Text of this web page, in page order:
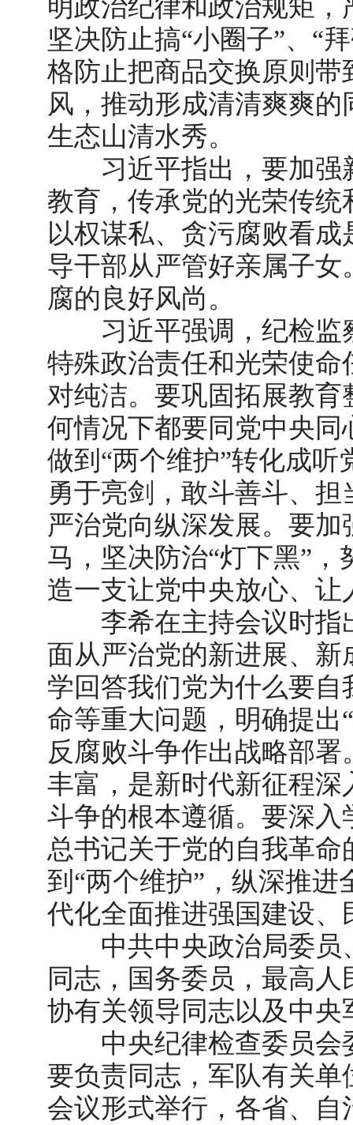
明政治纪律和政治规矩
坚决防止搞“小圈子”、“
格防止把商品交换原则
风，推动形成清清爽爽
生态山清水秀。
习近平指出，要加强
教育，传承党的光荣传
以权谋私、贪污腐败看
导干部从严管好亲属子
腐的良好风尚。
习近平强调，纪检监
特殊政治责任和光荣使
对纯洁。要巩固拓展教
何情况下都要同党中央同
做到“两个维护”转化成
勇于亮剑，敢斗善斗、
严治党向纵深发展。要
马，坚决防治“灯下黑”
造一支让党中央放心、
李希在主持会议时指
面从严治党的新进展、
学回答我们党为什么要
命等重大问题，明确提出
反腐败斗争作出战略部
丰富，是新时代新征程
斗争的根本遵循。要深
总书记关于党的自我革命
到“两个维护”，纵深推
代化全面推进强国建设
中共中央政治局委员
同志，国务委员，最高
协有关领导同志以及中
中央纪律检查委员会
要负责同志，军队有关
会议形式举行，各省、